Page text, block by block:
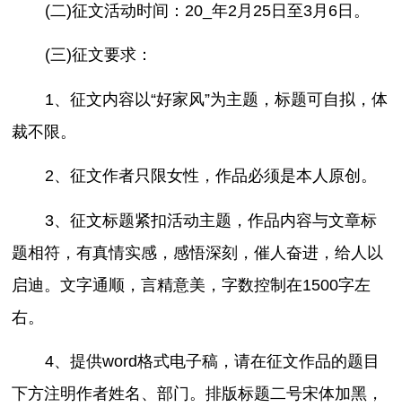
(二)征文活动时间：20_年2月25日至3月6日。
(三)征文要求：
1、征文内容以“好家风”为主题，标题可自拟，体
裁不限。
2、征文作者只限女性，作品必须是本人原创。
3、征文标题紧扣活动主题，作品内容与文章标
题相符，有真情实感，感悟深刻，催人奋进，给人以
启迪。文字通顺，言精意美，字数控制在1500字左
右。
4、提供word格式电子稿，请在征文作品的题目
下方注明作者姓名、部门。排版标题二号宋体加黑，